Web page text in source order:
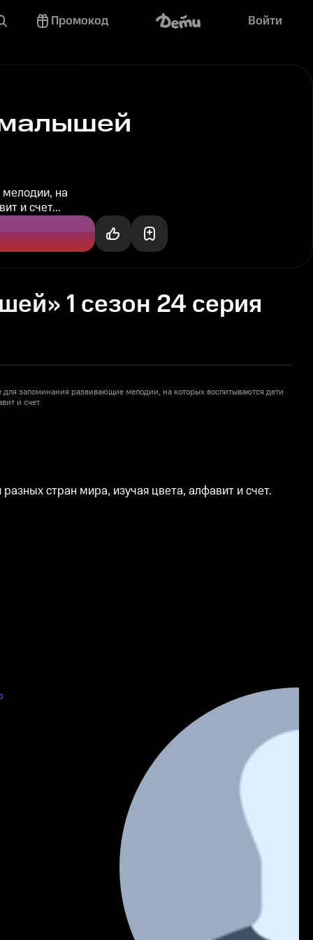
Промокод Войти
на
и счет...
1 сезон 24 серия
запоминания развивающие мелодии, на которых воспитываются дети
и счет.
стран мира, изучая цвета, алфавит и счет.